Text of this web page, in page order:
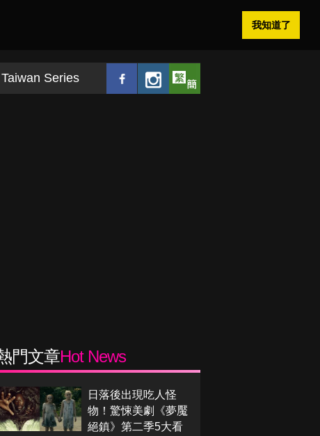
我知道了
Taiwan Series
門文章Hot News
日落後出現吃人怪
物！驚悚美劇《夢魘
絕鎮》第二季5大看